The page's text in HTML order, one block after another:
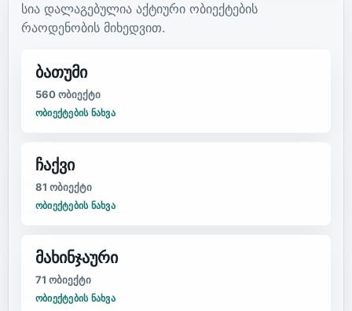
სია დალაგებულია აქტიური ობიექტების
რაოდენობის მიხედვით.
ბათუმი
560ობიექტი
ᲝᲑᲘᲔᲥᲢᲔᲑᲘᲡ ᲜᲐᲮᲕᲐ
ჩაქვი
81 ობიექტი
ᲝᲑᲘᲔᲥᲢᲔᲑᲘᲡ ᲜᲐᲮᲕᲐ
მახინჯაური
71 ობიექტი
ᲝᲑᲘᲔᲥᲢᲔᲑᲘᲡ ᲜᲐᲮᲕᲐ